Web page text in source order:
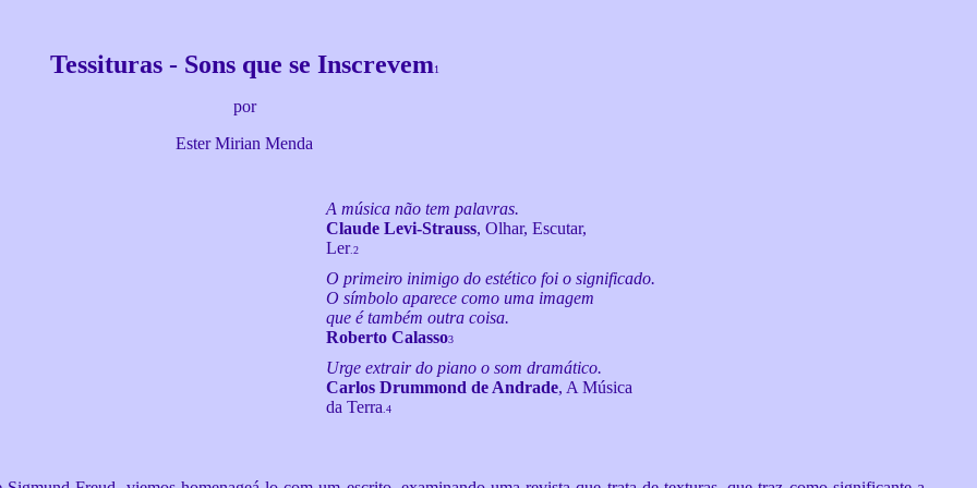
Tessituras - Sons que se Inscrevem1
por
Ester Mirian Menda
A música não tem palavras.
Claude Levi-Strauss, Olhar, Escutar,
Ler.2
O primeiro inimigo do estético foi o significado.
O símbolo aparece como uma imagem
que é também outra coisa.
Roberto Calasso3
Urge extrair do piano o som dramático.
Carlos Drummond de Andrade, A Música
da Terra .4